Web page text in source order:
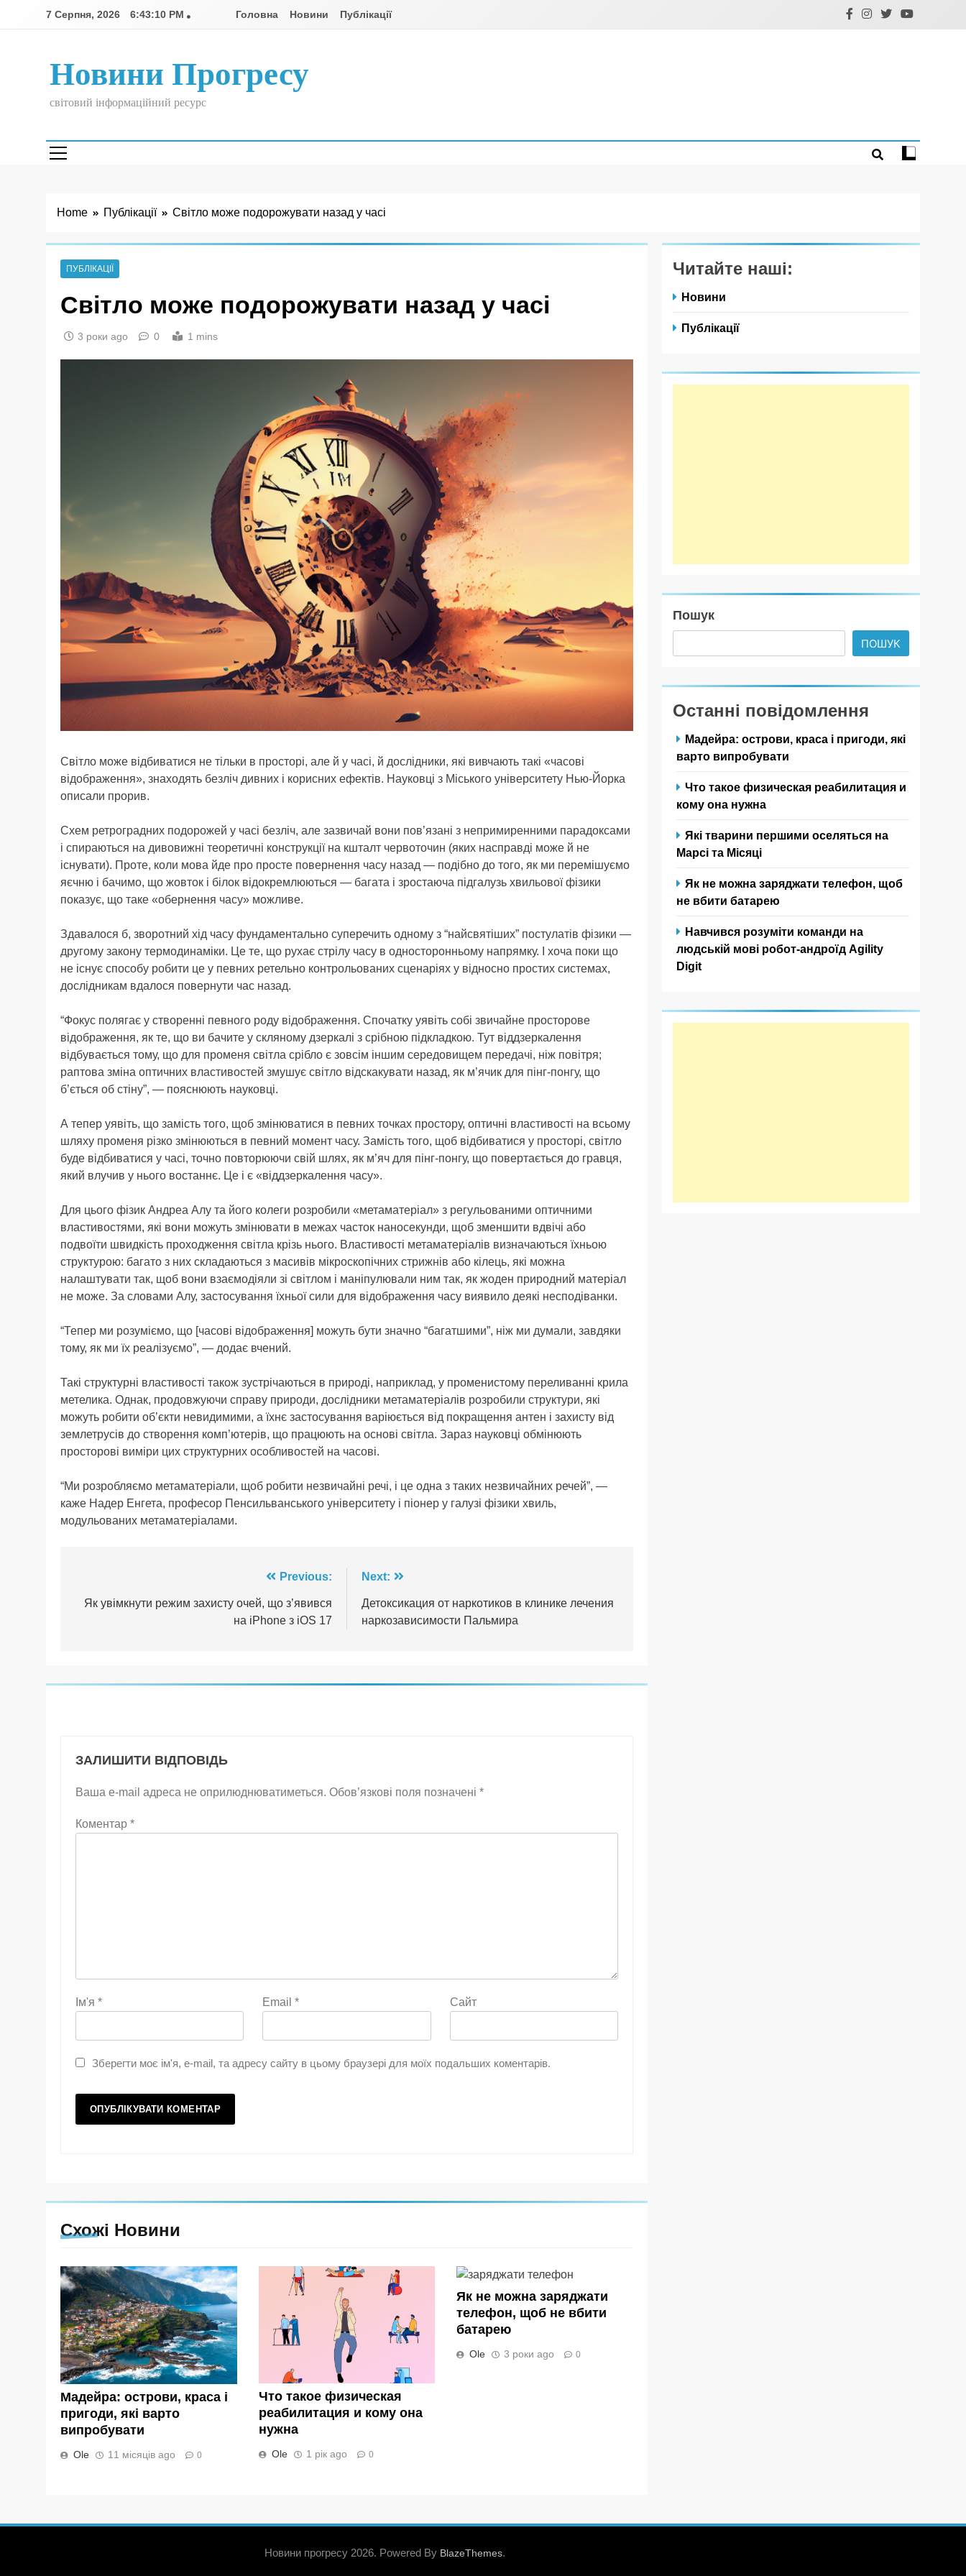
7 Серпня, 2026 6:43:11 PM Головна Новини Публікації
Новини Прогресу
світовий інформаційний ресурс
Home Публікації Світло може подорожувати назад у часі
ПУБЛІКАЦІЇ
Світло може подорожувати назад у часі
3 роки ago 0 1 mins
Світло може відбиватися не тільки в просторі, але й у часі, й дослідники, які вивчають такі «часові
відображення», знаходять безліч дивних і корисних ефектів. Науковці з Міського університету Нью-Йорка
описали прорив.
Схем ретроградних подорожей у часі безліч, але зазвичай вони пов’язані з непримиренними парадоксами
і спираються на дивовижні теоретичні конструкції на кшталт червоточин (яких насправді може й не
існувати). Проте, коли мова йде про просте повернення часу назад — подібно до того, як ми перемішуємо
яєчню і бачимо, що жовток і білок відокремлюються — багата і зростаюча підгалузь хвильової фізики
показує, що таке «обернення часу» можливе.
Здавалося б, зворотний хід часу фундаментально суперечить одному з “найсвятіших” постулатів фізики —
другому закону термодинаміки. Це те, що рухає стрілу часу в односторонньому напрямку. І хоча поки що
не існує способу робити це у певних ретельно контрольованих сценаріях у відносно простих системах,
дослідникам вдалося повернути час назад.
“Фокус полягає у створенні певного роду відображення. Спочатку уявіть собі звичайне просторове
відображення, як те, що ви бачите у скляному дзеркалі з срібною підкладкою. Тут віддзеркалення
відбувається тому, що для променя світла срібло є зовсім іншим середовищем передачі, ніж повітря;
раптова зміна оптичних властивостей змушує світло відскакувати назад, як м’ячик для пінг-понгу, що
б’ється об стіну”, — пояснюють науковці.
А тепер уявіть, що замість того, щоб змінюватися в певних точках простору, оптичні властивості на всьому
шляху променя різко змінюються в певний момент часу. Замість того, щоб відбиватися у просторі, світло
буде відбиватися у часі, точно повторюючи свій шлях, як м’яч для пінг-понгу, що повертається до гравця,
який влучив у нього востаннє. Це і є «віддзеркалення часу».
Для цього фізик Андреа Алу та його колеги розробили «метаматеріал» з регульованими оптичними
властивостями, які вони можуть змінювати в межах часток наносекунди, щоб зменшити вдвічі або
подвоїти швидкість проходження світла крізь нього. Властивості метаматеріалів визначаються їхньою
структурою: багато з них складаються з масивів мікроскопічних стрижнів або кілець, які можна
налаштувати так, щоб вони взаємодіяли зі світлом і маніпулювали ним так, як жоден природний матеріал
не може. За словами Алу, застосування їхньої сили для відображення часу виявило деякі несподіванки.
“Тепер ми розуміємо, що [часові відображення] можуть бути значно “багатшими”, ніж ми думали, завдяки
тому, як ми їх реалізуємо”, — додає вчений.
Такі структурні властивості також зустрічаються в природі, наприклад, у променистому переливанні крила
метелика. Однак, продовжуючи справу природи, дослідники метаматеріалів розробили структури, які
можуть робити об’єкти невидимими, а їхнє застосування варіюється від покращення антен і захисту від
землетрусів до створення комп’ютерів, що працюють на основі світла. Зараз науковці обмінюють
просторові виміри цих структурних особливостей на часові.
“Ми розробляємо метаматеріали, щоб робити незвичайні речі, і це одна з таких незвичайних речей”, —
каже Надер Енгета, професор Пенсильванського університету і піонер у галузі фізики хвиль,
модульованих метаматеріалами.
записів
Previous:
Як увімкнути режим захисту очей, що з’явився
на iPhone з iOS 17
Next:
Детоксикация от наркотиков в клинике лечения
наркозависимости Пальмира
ЗАЛИШИТИ ВІДПОВІДЬ
Ваша e-mail адреса не оприлюднюватиметься. Обов’язкові поля позначені *
Коментар *
Ім'я * Email* Сайт
Зберегти моє ім'я, e-mail, та адресу сайту в цьому браузері для моїх подальших коментарів.
Схожі Новини
Мадейра: острови, краса і
пригоди, які варто
випробувати
Ole 11 місяців ago 0
Что такое физическая
реабилитация и кому она
нужна
Ole 1 рік ago 0
Як не можна заряджати
телефон, щоб не вбити
батарею
Ole 3 роки ago 0
Читайте наші:
Новини
Публікації
Пошук
ПОШУК
Останні повідомлення
Мадейра: острови, краса і пригоди, які
варто випробувати
Что такое физическая реабилитация и
кому она нужна
Які тварини першими оселяться на
Марсі та Місяці
Як не можна заряджати телефон, щоб
не вбити батарею
Навчився розуміти команди на
людській мові робот-андроїд Agility
Digit
Новини прогресу 2026. Powered By BlazeThemes.